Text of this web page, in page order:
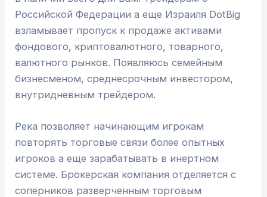
Российской Федерации а еще Израиля DotBig
взламывает пропуск к продаже активами
фондового, криптовалютного, товарного,
валютного рынков. Появляюсь семейным
бизнесменом, среднесрочным инвестором,
внутридневным трейдером.
Река позволяет начинающим игрокам
повторять торговые связи более опытных
игроков а еще зарабатывать в инертном
системе. Брокерская компания отделяется с
соперников разверченным торговым